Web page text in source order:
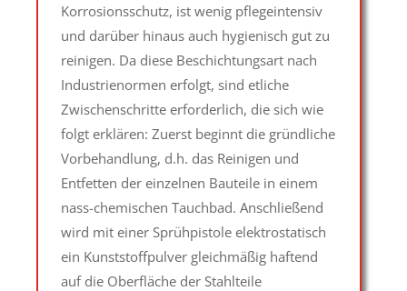
Korrosionsschutz, ist wenig pflegeintensiv
und darüber hinaus auch hygienisch gut zu
reinigen. Da diese Beschichtungsart nach
Industrienormen erfolgt, sind etliche
Zwischenschritte erforderlich, die sich wie
folgt erklären: Zuerst beginnt die gründliche
Vorbehandlung, d.h. das Reinigen und
Entfetten der einzelnen Bauteile in einem
nass-chemischen Tauchbad. Anschließend
wird mit einer Sprühpistole elektrostatisch
ein Kunststoffpulver gleichmäßig haftend
auf die Oberfläche der Stahlteile